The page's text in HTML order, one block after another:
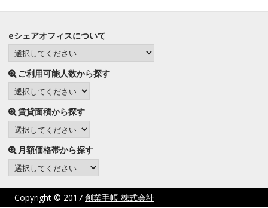
eシェアオフィスについて
ご利用可能人数から探す
賃貸面積から探す
月額価格帯から探す
Copyright © 2017 創業手帳 株式会社